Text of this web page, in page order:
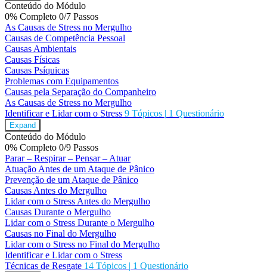
Conteúdo do Módulo
0% Completo 0/7 Passos
As Causas de Stress no Mergulho
Causas de Competência Pessoal
Causas Ambientais
Causas Físicas
Causas Psíquicas
Problemas com Equipamentos
Causas pela Separação do Companheiro
As Causas de Stress no Mergulho
Identificar e Lidar com o Stress 9 Tópicos | 1 Questionário
Expand
Conteúdo do Módulo
0% Completo 0/9 Passos
Parar – Respirar – Pensar – Atuar
Atuação Antes de um Ataque de Pânico
Prevenção de um Ataque de Pânico
Causas Antes do Mergulho
Lidar com o Stress Antes do Mergulho
Causas Durante o Mergulho
Lidar com o Stress Durante o Mergulho
Causas no Final do Mergulho
Lidar com o Stress no Final do Mergulho
Identificar e Lidar com o Stress
Técnicas de Resgate 14 Tópicos | 1 Questionário